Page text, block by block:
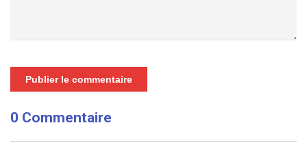
Publier le commentaire
0 Commentaire